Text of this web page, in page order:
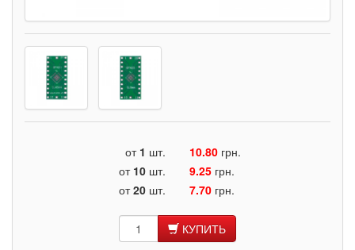
от 1 шт. 10.80 грн.
от 10 шт. 9.25 грн.
от20 шт. 7.70 грн.
КУПИТЬ